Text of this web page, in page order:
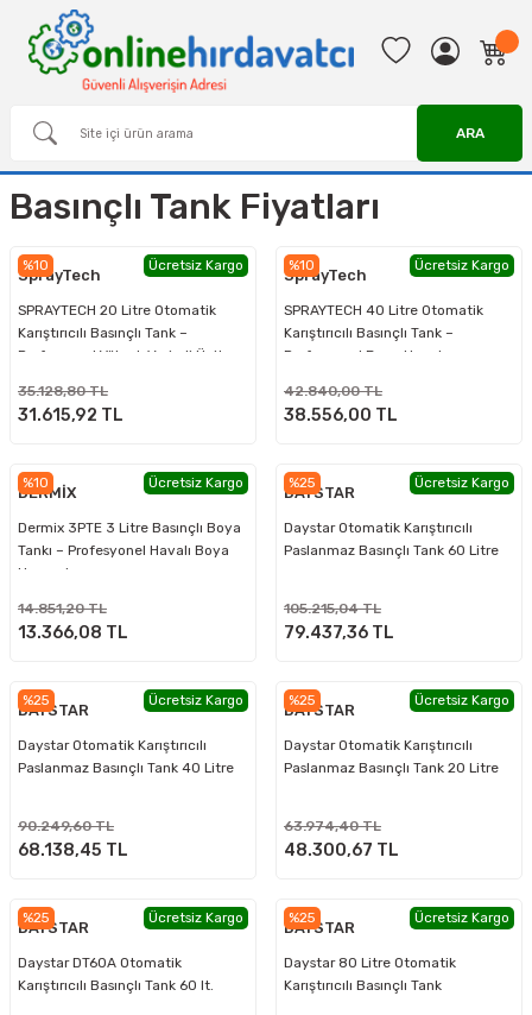
ARA
Basınçlı Tank Fiyatları
%10 Ücretsiz Kargo
SprayTech
SPRAYTECH 20 Litre Otomatik
Karıştırıcılı Basınçlı Tank –
Profesyonel Yüksek Verimli Ünite
35.128,80 TL
31.615,92 TL
%10 Ücretsiz Kargo
SprayTech
SPRAYTECH 40 Litre Otomatik
Karıştırıcılı Basınçlı Tank –
Profesyonel Boya Uygulama
42.840,00 TL
38.556,00 TL
%10 Ücretsiz Kargo
DERMİX
Dermix 3PTE 3 Litre Basınçlı Boya
Tankı – Profesyonel Havalı Boya
Haznesi
14.851,20 TL
13.366,08 TL
%25 Ücretsiz Kargo
DAYSTAR
Daystar Otomatik Karıştırıcılı
Paslanmaz Basınçlı Tank 60 Litre
105.215,04 TL
79.437,36 TL
%25 Ücretsiz Kargo
DAYSTAR
Daystar Otomatik Karıştırıcılı
Paslanmaz Basınçlı Tank 40 Litre
90.249,60 TL
68.138,45 TL
%25 Ücretsiz Kargo
DAYSTAR
Daystar Otomatik Karıştırıcılı
Paslanmaz Basınçlı Tank 20 Litre
63.974,40 TL
48.300,67 TL
%25 Ücretsiz Kargo
DAYSTAR
Daystar DT60A Otomatik
Karıştırıcılı Basınçlı Tank 60 lt.
%25 Ücretsiz Kargo
DAYSTAR
Daystar 80 Litre Otomatik
Karıştırıcılı Basınçlı Tank